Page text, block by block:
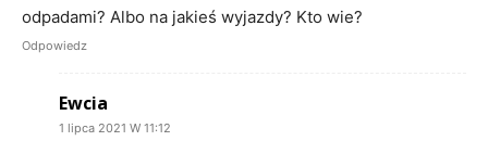
odpadami? Albo na jakieś wyjazdy? Kto wie?
Odpowiedz
Ewcia
1 lipca 2021 W 11:12